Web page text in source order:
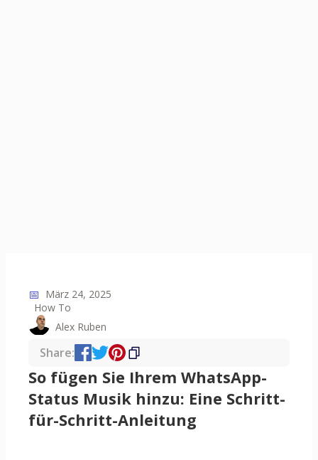
📅 März 24, 2025
How To
Alex Ruben
Share:
So fügen Sie Ihrem WhatsApp-
Status Musik hinzu: Eine Schritt-
für-Schritt-Anleitung